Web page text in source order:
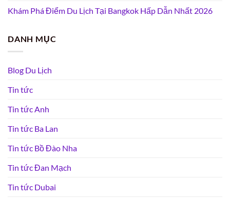
Khám Phá Điểm Du Lịch Tại Bangkok Hấp Dẫn Nhất 2026
DANH MỤC
Blog Du Lịch
Tin tức
Tin tức Anh
Tin tức Ba Lan
Tin tức Bồ Đào Nha
Tin tức Đan Mạch
Tin tức Dubai